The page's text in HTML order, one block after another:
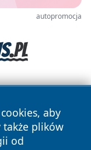
autopromocja
aby
także plików
od